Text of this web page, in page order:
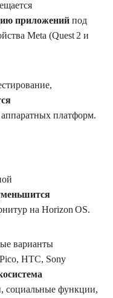
приложений под
Meta (Quest 2 и
аппаратных платформ.
на Horizon OS.
варианты
HTC, Sony
социальные функции,